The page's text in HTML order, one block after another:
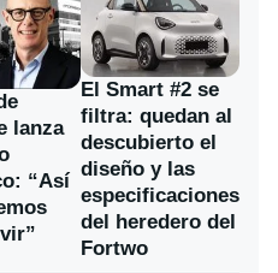
lanza
“Así
El Smart #2 se
filtra: quedan al
descubierto el
diseño y las
especificaciones
del heredero del
Fortwo